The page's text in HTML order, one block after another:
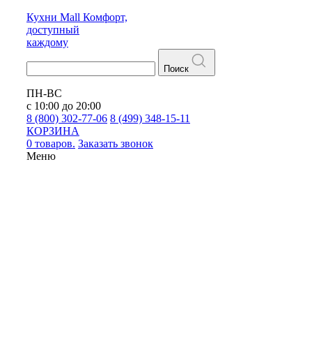
Кухни Mall Комфорт,
доступный
каждому
Поиск
ПН-ВС
с 10:00 до 20:00
8 (800) 302-77-06 8 (499) 348-15-11
КОРЗИНА
0 товаров. Заказать звонок
Меню